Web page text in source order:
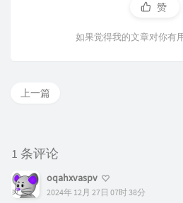
赞
如果觉得我的文章对你有
上一篇
1 条评论
oqahxvaspv
2024年 12月 27日 07时 38分